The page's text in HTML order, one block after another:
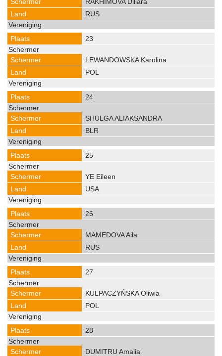
RUS
23
LEWANDOWSKA Karolina
POL
24
SHULGA ALIAKSANDRA
BLR
25
YE Eileen
USA
26
MAMEDOVA Aila
RUS
27
KULPACZYŃSKA Oliwia
POL
28
DUMITRU Amalia